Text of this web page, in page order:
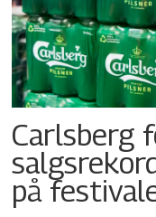
Carlsberg
på